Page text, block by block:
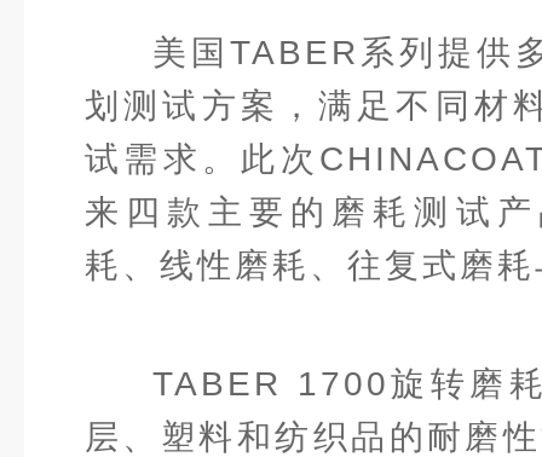
美国TABER系列提供
划测试方案，满足不同材
试需求。此次
来四款主要的磨耗测试
耗、线性磨耗、往复式磨
TABER 1700旋转磨
层、塑料和纺织品的耐磨